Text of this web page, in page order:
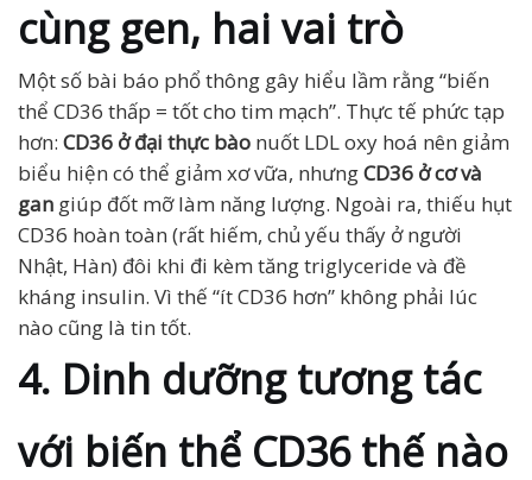
cùng gen, hai vai trò
Một số bài báo phổ thông gây hiểu lầm rằng “biến
thể CD36 thấp = tốt cho tim mạch”. Thực tế phức tạp
hơn: CD36 ở đại thực bào nuốt LDL oxy hoá nên giảm
biểu hiện có thể giảm xơ vữa, nhưngCD36 ở cơ và
gan giúp đốt mỡ làm năng lượng. Ngoài ra, thiếu hụt
CD36 hoàn toàn (rất hiếm, chủ yếu thấy ở người
Nhật, Hàn) đôi khi đi kèm tăng triglyceride và đề
kháng insulin. Vì thế “ít CD36 hơn” không phải lúc
nào cũng là tin tốt.
4. Dinh dưỡng tương tác
với biến thể CD36 thế nào